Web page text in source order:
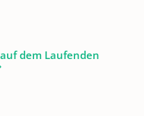
dem Laufenden